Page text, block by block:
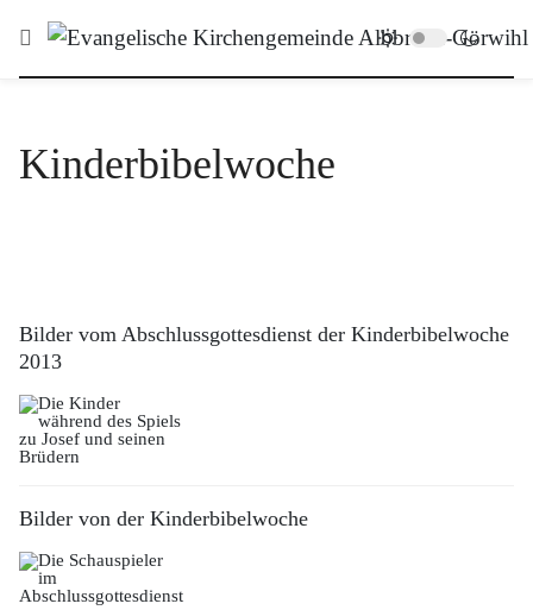
Kinderbibelwoche
Bilder vom Abschlussgottesdienst der Kinderbibelwoche
2013
Bilder von der Kinderbibelwoche